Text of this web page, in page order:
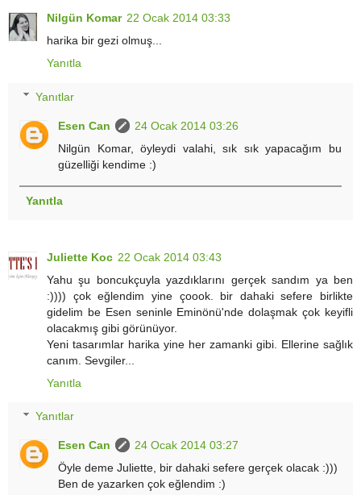
Nilgün Komar 22 Ocak 2014 03:33
harika bir gezi olmuş...
Yanıtla
Yanıtlar
Esen Can
24 Ocak 2014 03:26
Nilgün Komar, öyleydi valahi, sık sık yapacağım bu
güzelliği kendime :)
Yanıtla
Juliette Koc 22 Ocak 2014 03:43
Yahu şu boncukçuyla yazdıklarını gerçek sandım ya ben
:)))) çok eğlendim yine çoook. bir dahaki sefere birlikte
gidelim be Esen seninle Eminönü'nde dolaşmak çok keyifli
olacakmış gibi görünüyor.
Yeni tasarımlar harika yine her zamanki gibi. Ellerine sağlık
canım. Sevgiler...
Yanıtla
Yanıtlar
Esen Can
24 Ocak 2014 03:27
Öyle deme Juliette, bir dahaki sefere gerçek olacak :)))
Ben de yazarken çok eğlendim :)